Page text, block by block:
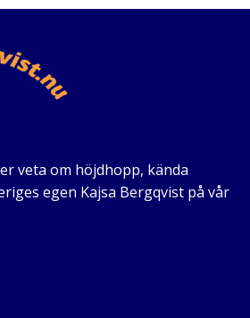
veta om höjdhopp, kända
egen Kajsa Bergqvist på vår